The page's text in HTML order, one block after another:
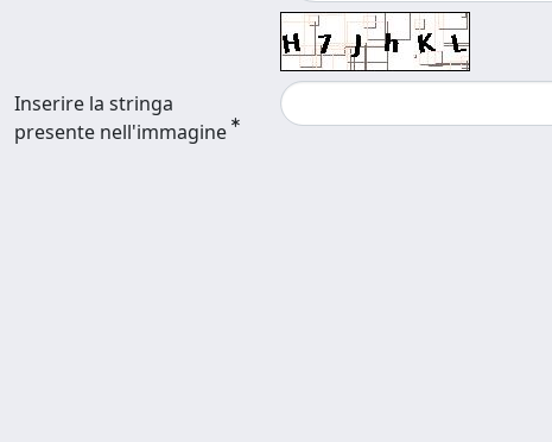
Inserire la stringa
presente nell'immagine